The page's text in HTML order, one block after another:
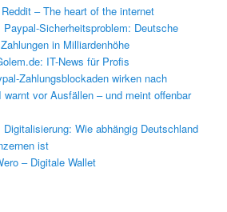
Reddit – The heart of the internet
Paypal-Sicherheitsproblem: Deutsche
in Milliardenhöhe
IT-News für Profis
Zahlungsblockaden wirken nach
warnt vor Ausfällen – und meint offenbar
Digitalisierung: Wie abhängig Deutschland
ist
– Digitale Wallet